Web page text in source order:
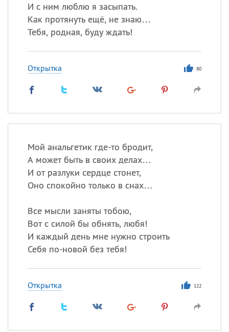
И с ним люблю я засыпать.
Как протянуть ещё, не знаю…
Тебя, родная, буду ждать!
Открытка 80
Мой анальгетик где-то бродит,
А может быть в своих делах…
И от разлуки сердце стонет,
Оно спокойно только в снах…
Все мысли заняты тобою,
Вот с силой бы обнять, любя!
И каждый день мне нужно строить
Себя по-новой без тебя!
Открытка 122